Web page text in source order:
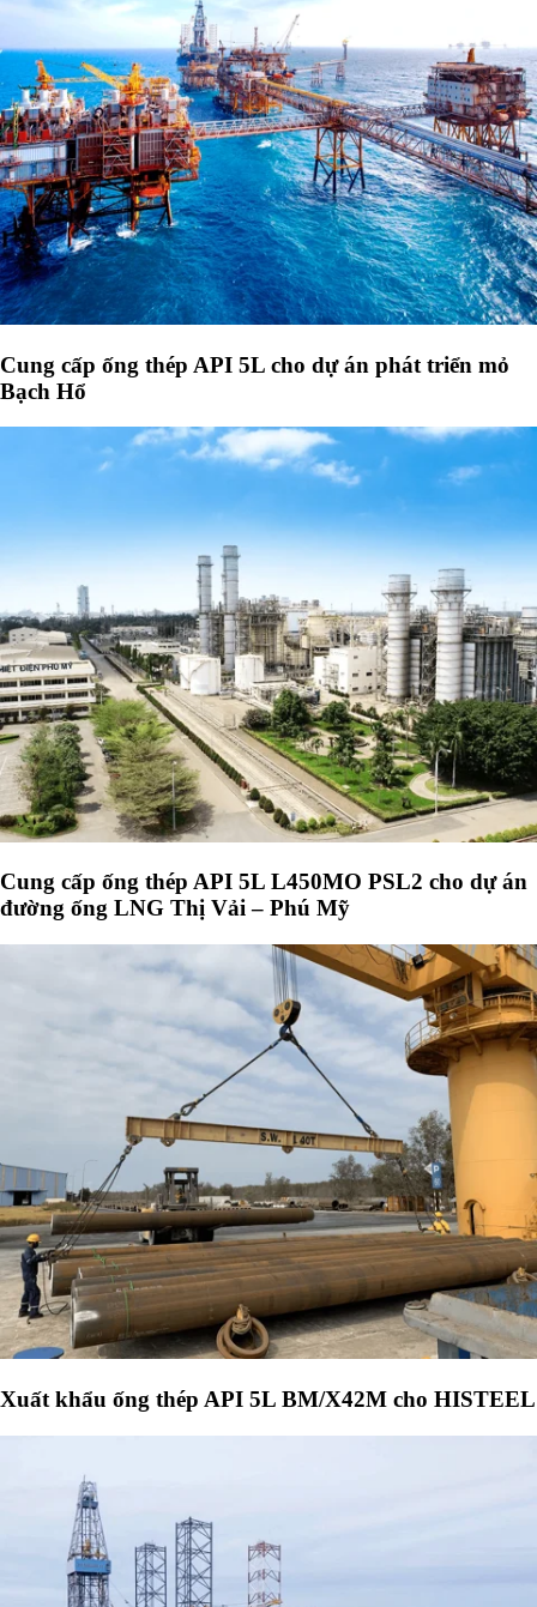
Cung cấp ống thép API 5L cho dự án phát triển mỏ
Bạch Hổ
Cung cấp ống thép API 5L L450MO PSL2 cho dự án
đường ống LNG Thị Vải – Phú Mỹ
Xuất khẩu ống thép API 5L BM/X42M cho HISTEEL